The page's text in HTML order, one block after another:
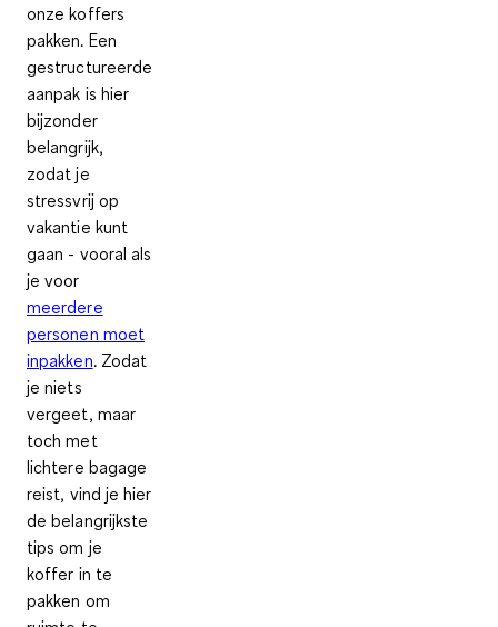
onze koffers
pakken. Een
gestructureerde
aanpak is hier
bijzonder
belangrijk,
zodat je
stressvrij op
vakantie kunt
gaan - vooral als
je voor
meerdere
personen moet
inpakken. Zodat
je niets
vergeet, maar
toch met
lichtere bagage
reist, vind je hier
de belangrijkste
tips om je
koffer in te
pakken om